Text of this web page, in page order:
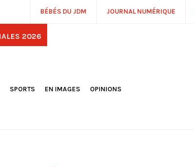
BÉBÉS DU JDM JOURNAL NUMÉRIQUE
2026
SPORTS
EN IMAGES
OPINIONS